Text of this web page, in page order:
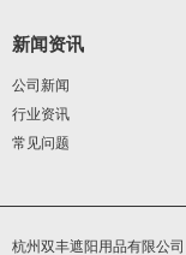
新闻资讯
公司新闻
行业资讯
常见问题
杭州双丰遮阳用品有限公司